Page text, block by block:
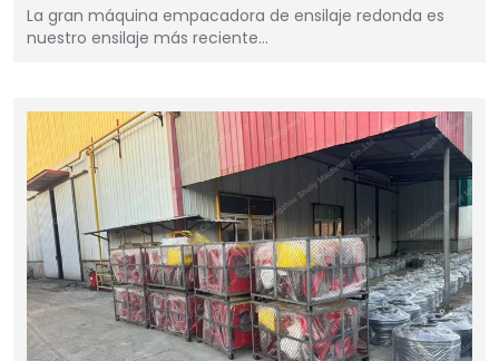
La gran máquina empacadora de ensilaje redonda es
nuestro ensilaje más reciente…